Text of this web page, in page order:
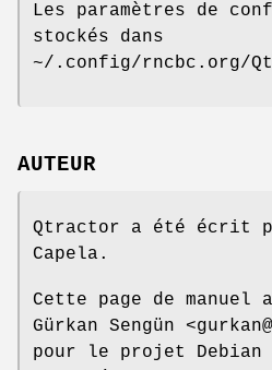
Les paramètres de
stockés dans
~/.config/rncbc.org/
AUTEUR
Qtractor a été écrit
Capela.
Cette page de
Gürkan Sengün
pour le projet Debian